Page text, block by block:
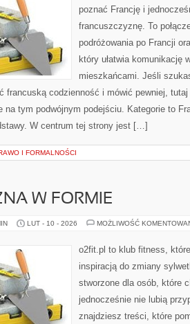
poznać Francję i
francuszczyznę. To
podróżowania po Francji
który ułatwia komunikację
mieszkańcami. Jeśli
francuską codzienność i mówić pewniej, tutaj
na tym podwójnym podejściu. Kategorie to
W centrum tej strony jest […]
I FORMALNOŚCI
W FORMIE
LUT - 10 - 2026 MOŻLIWOŚĆ
o2fit.pl to klub fitness,
inspiracją do zmiany
stworzone dla osób, które
jednocześnie nie lubią
znajdziesz treści, które